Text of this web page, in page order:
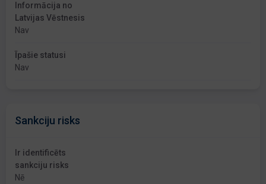
Informācija no
Latvijas Vēstnesis
Nav
Īpašie statusi
Nav
Sankciju risks
Ir identificēts
sankciju risks
Nē